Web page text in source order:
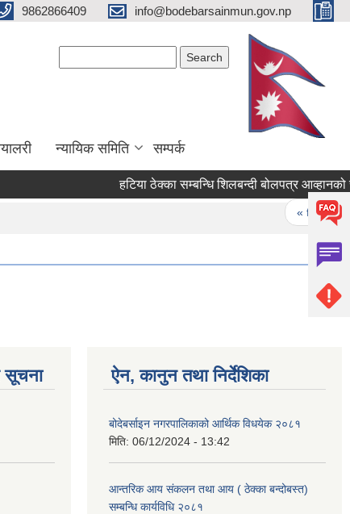
9862866409 info@bodebarsainmun.gov.np
न्यायिक समिति सम्पर्क
हटिया ठेक्का सम्बन्धि शिलबन्दी बोलपत्र आव्हानको
« first
सूचना ऐन, कानुन तथा निर्देशिका
बोदेबर्साइन नगरपालिकाको आर्थिक विधयेक २०८१
मिति: 06/12/2024 - 13:42
आन्तरिक आय संकलन तथा आय ( ठेक्का बन्दोबस्त)
सम्बन्धि कार्यविधि २०८१